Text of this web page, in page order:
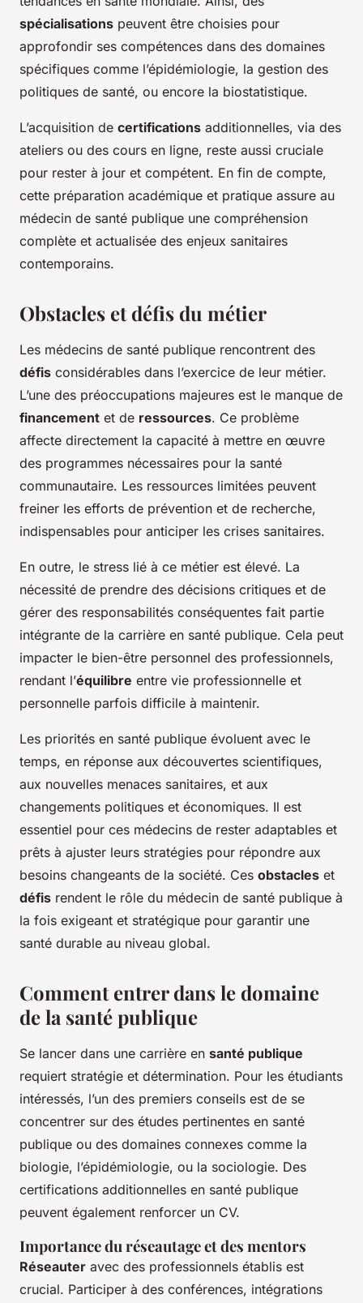
spécialisations peuvent être choisies pour
approfondir ses compétences dans des domaines
spécifiques comme l’épidémiologie, la gestion des
politiques de santé, ou encore la biostatistique.
L’acquisition de certifications additionnelles, via des
ateliers ou des cours en ligne, reste aussi cruciale
pour rester à jour et compétent. En fin de compte,
cette préparation académique et pratique assure au
médecin de santé publique une compréhension
complète et actualisée des enjeux sanitaires
contemporains.
Obstacles et défis du métier
Les médecins de santé publique rencontrent des
défis considérables dans l’exercice de leur métier.
L’une des préoccupations majeures est le manque de
financement et de ressources. Ce problème
affecte directement la capacité à mettre en œuvre
des programmes nécessaires pour la santé
communautaire. Les ressources limitées peuvent
freiner les efforts de prévention et de recherche,
indispensables pour anticiper les crises sanitaires.
En outre, le stress lié à ce métier est élevé. La
nécessité de prendre des décisions critiques et de
gérer des responsabilités conséquentes fait partie
intégrante de la carrière en santé publique. Cela peut
impacter le bien-être personnel des professionnels,
rendant l’équilibre entre vie professionnelle et
personnelle parfois difficile à maintenir.
Les priorités en santé publique évoluent avec le
temps, en réponse aux découvertes scientifiques,
aux nouvelles menaces sanitaires, et aux
changements politiques et économiques. Il est
essentiel pour ces médecins de rester adaptables et
prêts à ajuster leurs stratégies pour répondre aux
besoins changeants de la société. Ces obstacles et
défis rendent le rôle du médecin de santé publique à
la fois exigeant et stratégique pour garantir une
santé durable au niveau global.
Comment entrer dans le domaine
de la santé publique
Se lancer dans une carrière en santé publique
requiert stratégie et détermination. Pour les étudiants
intéressés, l’un des premiers conseils est de se
concentrer sur des études pertinentes en santé
publique ou des domaines connexes comme la
biologie, l’épidémiologie, ou la sociologie. Des
certifications additionnelles en santé publique
peuvent également renforcer un CV.
Importance du réseautage et des mentors
Réseauter avec des professionnels établis est
crucial. Participer à des conférences, intégrations